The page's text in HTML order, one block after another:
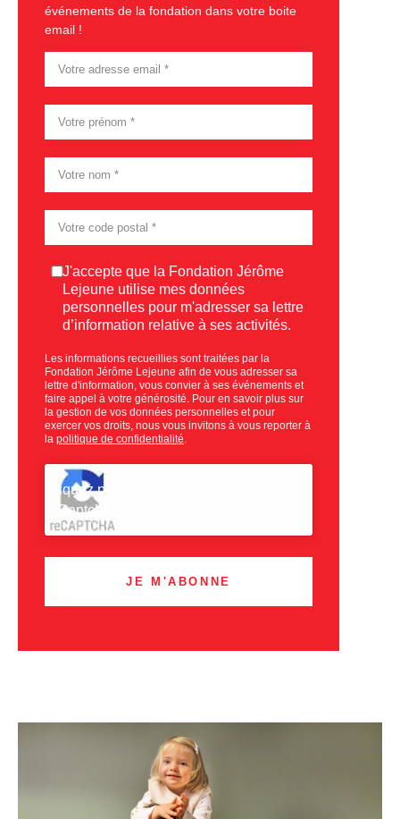
événements de la fondation dans votre boite
email !
Consentement
J'accepte que la Fondation Jérôme
Lejeune utilise mes données
personnelles pour m'adresser sa lettre
d’information relative à ses activités.
Les informations recueillies sont traitées par la
Fondation Jérôme Lejeune afin de vous adresser sa
lettre d'information, vous convier à ses événements et
faire appel à votre générosité. Pour en savoir plus sur
la gestion de vos données personnelles et pour
exercer vos droits, nous vous invitons à vous reporter à
la politique de confidentialité.
CAPTCHA
Cliquez pour accepter la validation
reCaptcha.